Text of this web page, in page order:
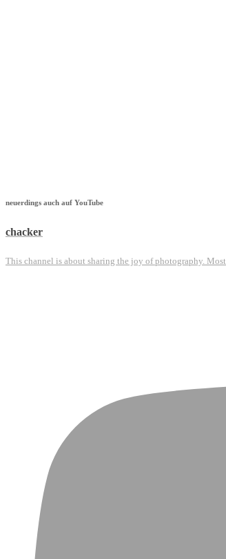
neuerdings auch auf YouTube
chacker
This channel is about sharing the joy of photography.